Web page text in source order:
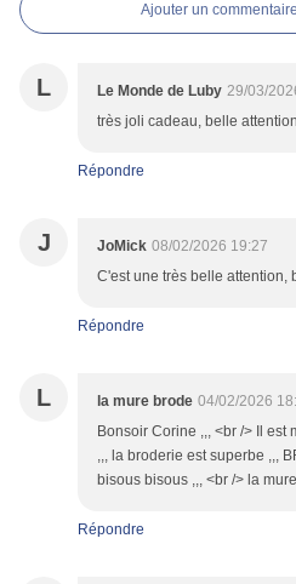
Ajouter un commentaire
L Le Monde de Luby 29/03/
très joli cadeau, belle
Répondre
J JoMick 08/02/2026 19:27
C'est une très belle attention,
Répondre
L la mure brode 04/02/2026
Bonsoir Corine ,,, <br /> Il
,,, la broderie est superbe ,,,
bisous bisous ,,, <br /> la
Répondre